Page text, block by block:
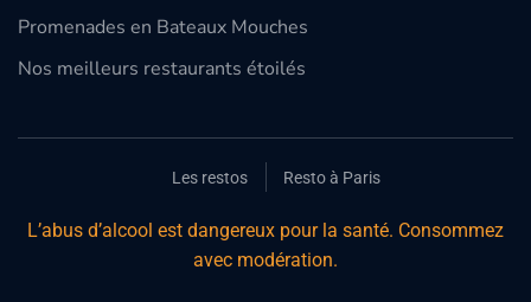
Promenades en Bateaux Mouches
Nos meilleurs restaurants étoilés
Les restos Resto à Paris
L’abus d’alcool est dangereux pour la santé. Consommez
avec modération.